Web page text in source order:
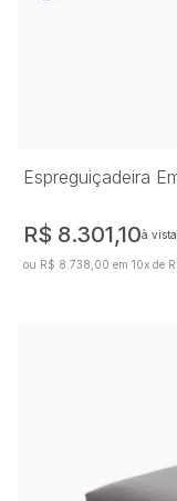
Espreguiçadeira
R$ 8.301,10à vista
ou R$ 8.738,00 em 10x de